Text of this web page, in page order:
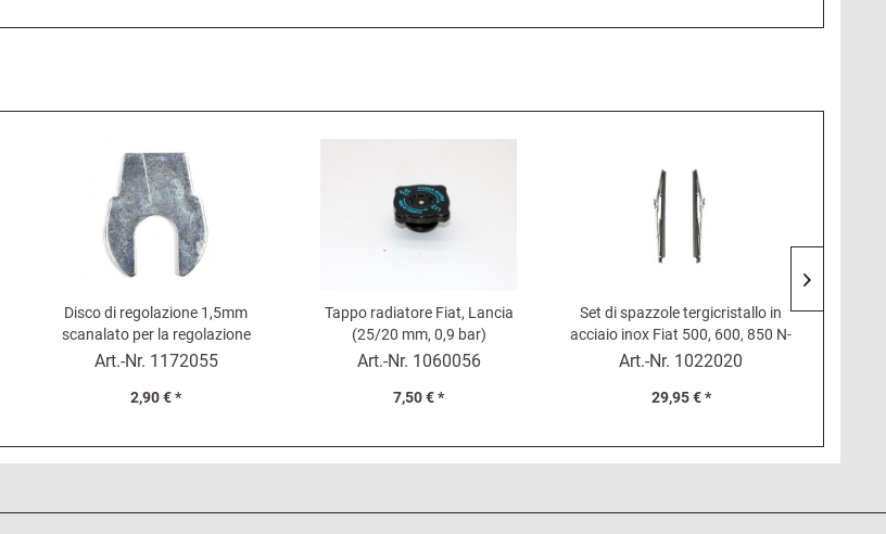
Disco di regolazione 1,5mm
scanalato per la regolazione
dell'asse anteriore Fiat 124 Spider,
Art.-Nr. 1172055
2,90 € *
Tappo radiatore Fiat, Lancia
(25/20 mm, 0,9 bar)
Art.-Nr. 1060056
7,50 € *
Set di spazzole tergicristallo in
acciaio inox Fiat 500, 600, 850 N-
S, 1100 (montaggio 5 mm)
Art.-Nr. 1022020
29,95 € *